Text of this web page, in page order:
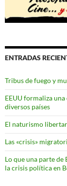
ENTRADAS
Tribus de fuego y
EEUU formaliza
diversos países
El naturismo
Las «crisis»
Lo que una parte
la crisis política en